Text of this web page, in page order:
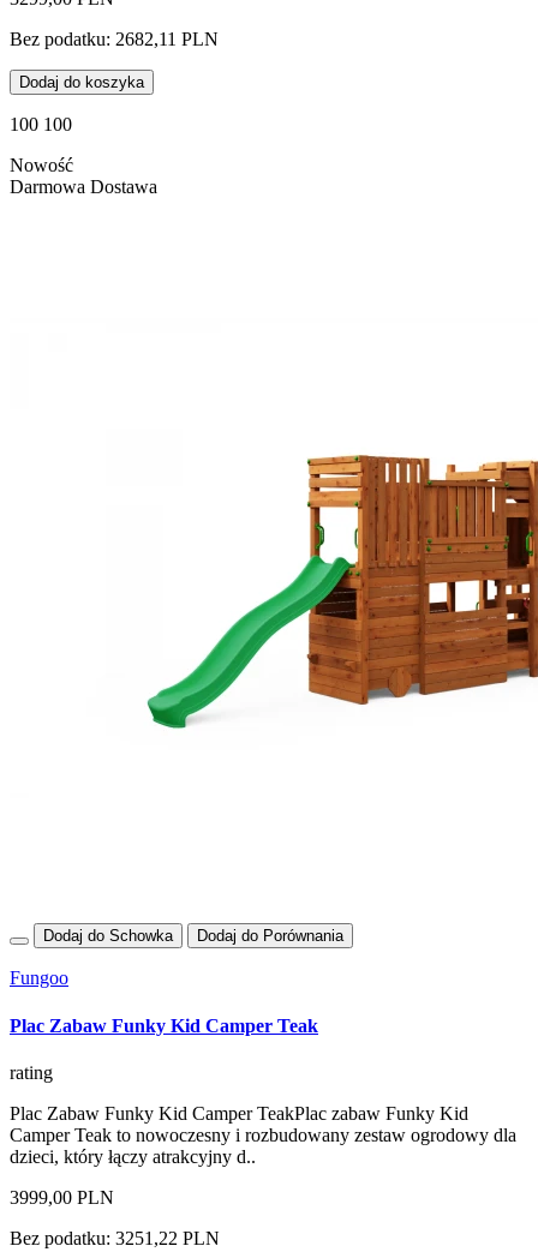
Bez podatku: 2682,11 PLN
Dodaj do koszyka
100 100
Nowość
Darmowa Dostawa
Dodaj do Schowka Dodaj do Porównania
Fungoo
Plac Zabaw Funky Kid Camper Teak
rating
Plac Zabaw Funky Kid Camper TeakPlac zabaw Funky Kid
Camper Teak to nowoczesny i rozbudowany zestaw ogrodowy dla
dzieci, który łączy atrakcyjny d..
3999,00 PLN
Bez podatku: 3251,22 PLN